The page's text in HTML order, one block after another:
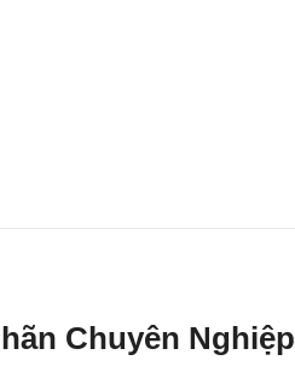
Chuyên Nghiệp